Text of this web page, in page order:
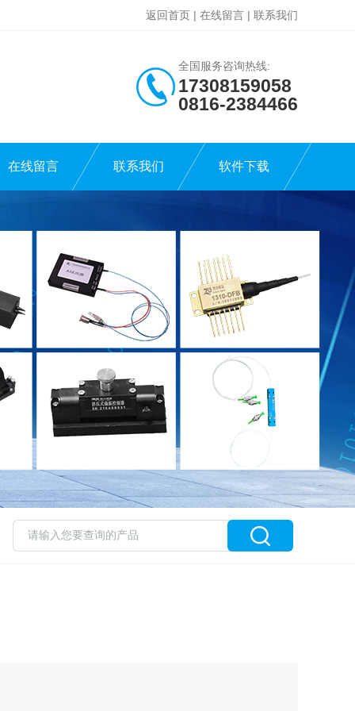
返回首页 | 在线留言 | 联系我们
全国服务咨询热线:
17308159058
0816-2384466
在线留言 联系我们 软件下载